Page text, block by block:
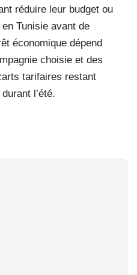
réduire leur budget ou
Tunisie avant de
économique dépend
choisie et des
tarifaires restant
l’été.